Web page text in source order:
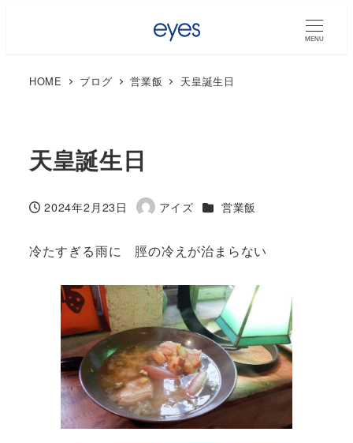
MENU
HOME ブログ 営業飯 天皇誕生日
天皇誕生日
投稿日
2024年2月23日
著
アイズ カテゴリー
営業飯
冷たすぎる雨に 脛の冷えが治まらない